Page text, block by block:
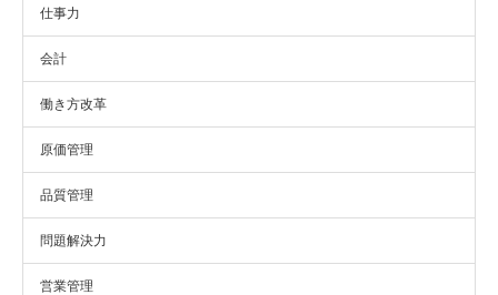
仕事力
会計
働き方改革
原価管理
品質管理
問題解決力
営業管理